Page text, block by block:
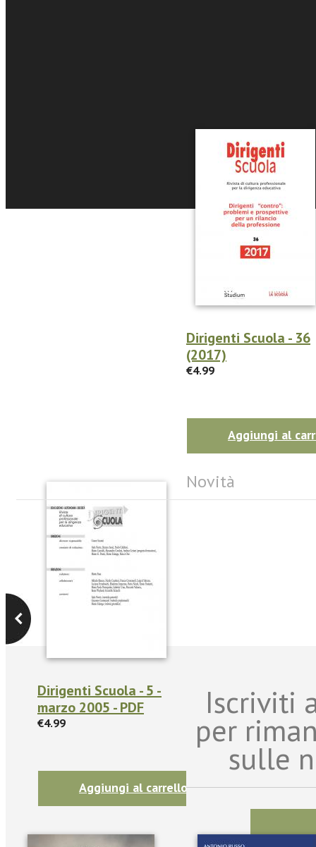
Dirigenti Scuola - 36
(2017)
€4.99
Aggiungi al
Dirigenti Scuola - 5 -
marzo 2005 - PDF
€4.99
Aggiungi al carrello
Novità
Iscriviti
per
sulle